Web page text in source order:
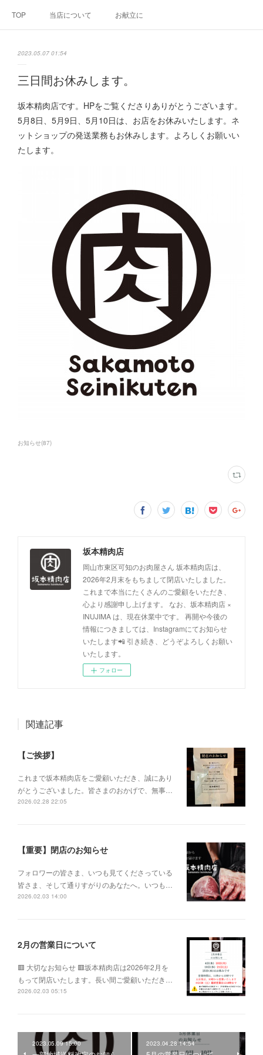
TOP 当店について お献立に
2023.05.07 01:54
三日間お休みします。
坂本精肉店です。HPをご覧くださりありがとうございます。
5月8日、5月9日、5月10日は、お店をお休みいたします。ネ
ットショップの発送業務もお休みします。よろしくお願いい
たします。
お知らせ(87)
坂本精肉店
岡山市東区可知のお肉屋さん 坂本精肉店は、
2026年2月末をもちまして閉店いたしました。
これまで本当にたくさんのご愛顧をいただき、
心より感謝申し上げます。 なお、坂本精肉店 ×
INUJIMA は、現在休業中です。 再開や今後の
情報につきましては、Instagramにてお知らせ
いたします📲 引き続き、どうぞよろしくお願い
いたします。
フォロー
関連記事
【ご挨拶】
これまで坂本精肉店をご愛顧いただき、誠にあり
がとうございました。皆さまのおかげで、無事…
2026.02.28 22:05
【重要】閉店のお知らせ
フォロワーの皆さま、いつも見てくださっている
皆さま、そして通りすがりのあなたへ。いつも…
2026.02.03 14:00
2月の営業日について
🟥 大切なお知らせ 🟥坂本精肉店は2026年2月を
もって閉店いたします。長い間ご愛顧いただき…
2026.02.03 05:15
2023.05.09 15:00 2023.04.28 14:54